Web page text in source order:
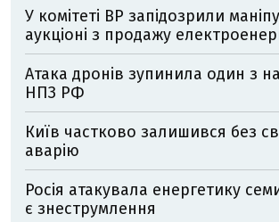
У комітеті ВР запідозрили
аукціоні з продажу
Атака дронів зупинила один з
НПЗ РФ
Київ частково залишився без
аварію
Росія атакувала енергетику
є знеструмлення